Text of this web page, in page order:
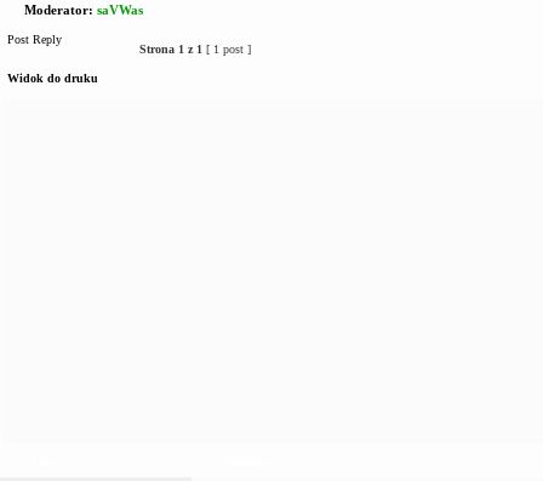
Moderator: saVWas
Post Reply
Strona 1 z 1 [ 1 post ]
Widok do druku